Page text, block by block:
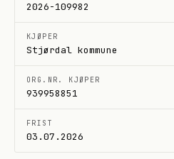
2026-109982
KJØPER
Stjørdal kommune
ORG.NR. KJØPER
939958851
FRIST
03.07.2026